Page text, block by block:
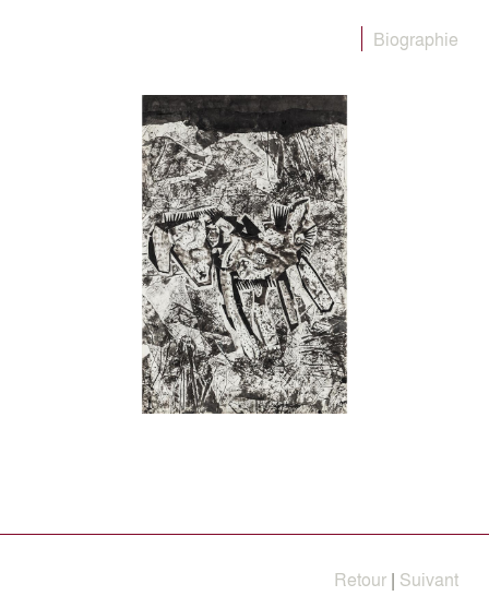
Biographie
Retour | Suivant